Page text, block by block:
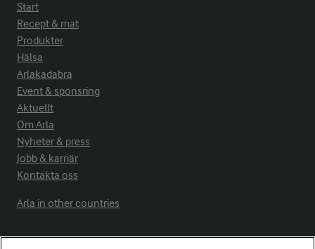
Start
Recept & mat
Produkter
Hälsa
Arlakadabra
Event & sponsring
Aktuellt
Om Arla
Nyheter & press
Jobb & karriär
Kontakta oss
Arla in other countries